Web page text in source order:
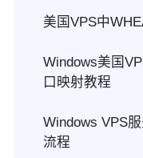
美国VPS中
Windows美国
口映射教程
Windows VPS
流程